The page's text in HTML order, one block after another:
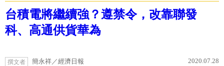
台積電將繼續強？遵禁令，改靠聯發
科、高通供貨華為
撰文者 簡永祥／經濟日報 2020.07.28